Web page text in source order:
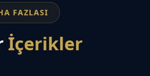
FAZLASI
İçerikler